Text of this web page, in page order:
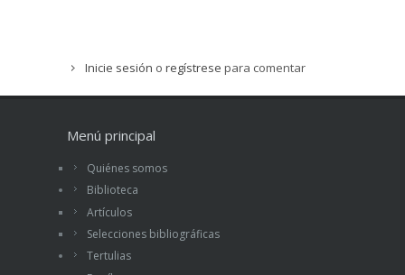
Inicie sesión o regístrese para comentar
Menú principal
Quiénes somos
Biblioteca
Artículos
Selecciones bibliográficas
Tertulias